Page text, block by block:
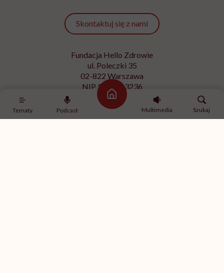
Tematy Podcast
Strona główna
Multimedia
Szukaj
Skontaktuj się z nami
Fundacja Hello Zdrowie
ul. Poleczki 35
02-822 Warszawa
NIP 9512613236
Kontakt z redakcją
redakcja@hellozdrowie.pl